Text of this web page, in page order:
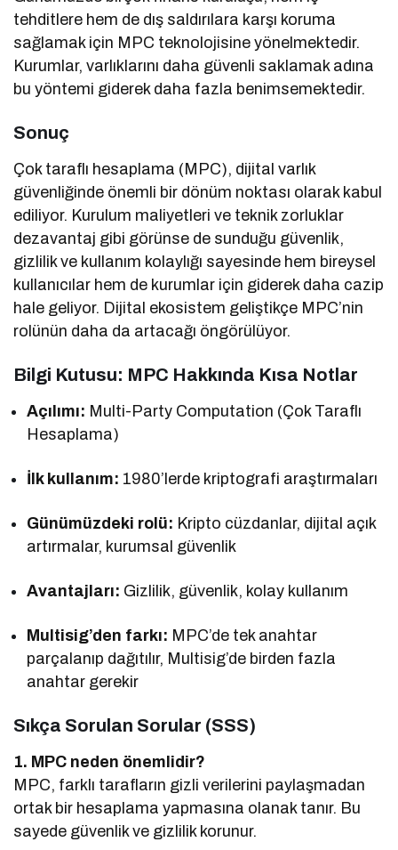
tehditlere hem de dış saldırılara karşı koruma
sağlamak için MPC teknolojisine yönelmektedir.
Kurumlar, varlıklarını daha güvenli saklamak adına
bu yöntemi giderek daha fazla benimsemektedir.
Sonuç
Çok taraflı hesaplama (MPC), dijital varlık
güvenliğinde önemli bir dönüm noktası olarak kabul
ediliyor. Kurulum maliyetleri ve teknik zorluklar
dezavantaj gibi görünse de sunduğu güvenlik,
gizlilik ve kullanım kolaylığı sayesinde hem bireysel
kullanıcılar hem de kurumlar için giderek daha cazip
hale geliyor. Dijital ekosistem geliştikçe MPC’nin
rolünün daha da artacağı öngörülüyor.
Bilgi Kutusu: MPC Hakkında Kısa Notlar
Açılımı: Multi-Party Computation (Çok Taraflı
Hesaplama)
İlk kullanım: 1980’lerde kriptografi araştırmaları
Günümüzdeki rolü: Kripto cüzdanlar, dijital açık
artırmalar, kurumsal güvenlik
Avantajları: Gizlilik, güvenlik, kolay kullanım
Multisig’den farkı: MPC’de tek anahtar
parçalanıp dağıtılır, Multisig’de birden fazla
anahtar gerekir
Sıkça Sorulan Sorular (SSS)
1. MPC neden önemlidir?
MPC, farklı tarafların gizli verilerini paylaşmadan
ortak bir hesaplama yapmasına olanak tanır. Bu
sayede güvenlik ve gizlilik korunur.